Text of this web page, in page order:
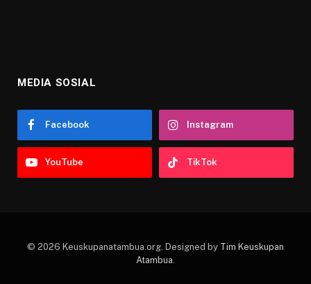
MEDIA SOSIAL
Facebook Instagram
YouTube TikTok
© 2026 Keuskupanatambua.org. Designed by Tim Keuskupan
Atambua.